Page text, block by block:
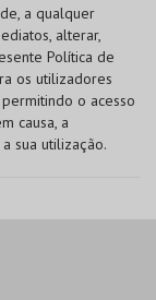
a qualquer
alterar,
Política de
os utilizadores
o acesso
causa, a
sua utilização.